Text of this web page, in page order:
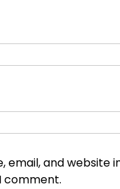
email, and website
comment.